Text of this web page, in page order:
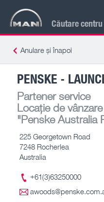
Căutare centru
Anulare și înapoi
PENSKE -
Partener service
Locație de
"Penske Australia
225 Georgetown Road
7248 Rocherlea
Australia
+61(3)63250000